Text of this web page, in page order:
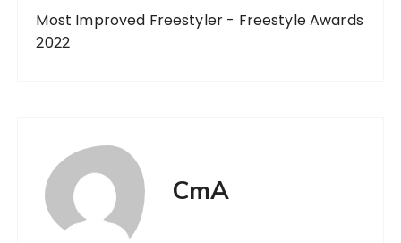
Most Improved Freestyler - Freestyle Awards
2022
CmA